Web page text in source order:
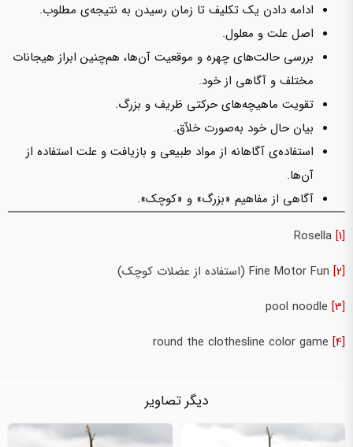
ادامه دادن یک تکلیف تا زمان رسیدن به نتیجه‌ی مطلوب.
اصل علت و معلول.
بررسی حالت‌های چهره و موقعیت آن‌ها، هم‌چنین ابراز هیجانات
مختلف و آگاهی از خود.
تقویت ماهیچه‌های حرکتی ظریف و بزرگ.
بیان حال خود به‌صورت خلاّق.
استفاده‌ی آگاهانه از مواد طبیعی و بازیافت و علت استفاده از
آن‌ها.
آگاهی از مفاهیم «بزرگ» و «کوچک».
[1]
[2]
[3]
[4]
دیگر تصاویر